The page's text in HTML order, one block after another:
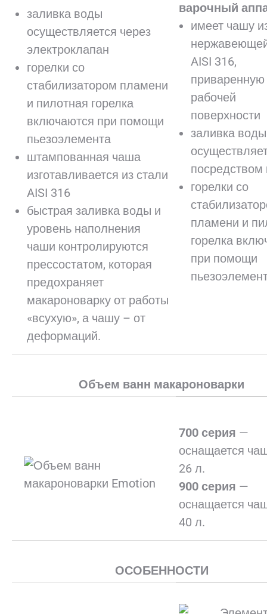
заливка воды
осуществляется через
электроклапан
горелки со
стабилизатором пламени
и пилотная горелка
включаются при помощи
пьезоэлемента
штампованная чаша
изготавливается из стали
AISI 316
быстрая заливка воды и
уровень наполнения
чаши контролируются
прессостатом, которая
предохраняет
макароноварку от работы
«всухую», а чашу – от
деформаций.
варочный
имеет чашу
AISI 316,
приваренную
рабочей
поверхности
заливка воды
посредством
горелки со
пламени и
горелка
при помощи
Объем ванн макароноварки
700 серия —
оснащается
26 л.
900 серия —
оснащается
40 л.
ОСОБЕННОСТИ